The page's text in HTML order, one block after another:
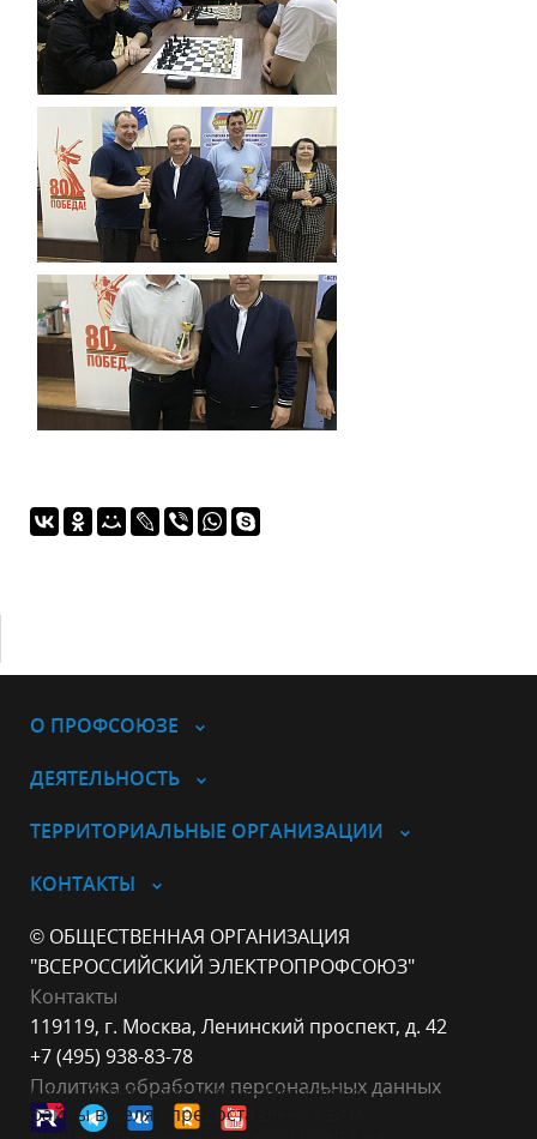
О ПРОФСОЮЗЕ
ДЕЯТЕЛЬНОСТЬ
ТЕРРИТОРИАЛЬНЫЕ ОРГАНИЗАЦИИ
КОНТАКТЫ
© ОБЩЕСТВЕННАЯ ОРГАНИЗАЦИЯ
"ВСЕРОССИЙСКИЙ ЭЛЕКТРОПРОФСОЮЗ"
Контакты
119119, г. Москва, Ленинский проспект, д. 42
+7 (495) 938-83-78
Политика обработки персональных данных
Данный веб-сайт использует cookie-
файлы в целях предоставления вам